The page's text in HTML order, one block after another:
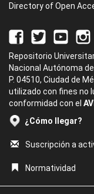
Directory of Open
Repositorio
Nacional Autónoma
P. 04510, Ciudad de
utilizado con fines no
conformidad con el
¿Cómo llegar?
Suscripción a
Normatividad